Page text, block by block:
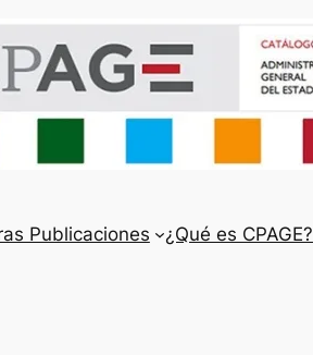
Publicaciones ¿Qué es CPAGE?